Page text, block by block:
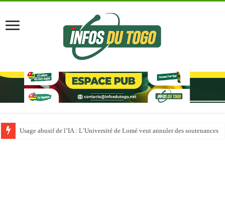
Usage abusif de l’IA : L’Université de Lomé veut annuler des soutenances